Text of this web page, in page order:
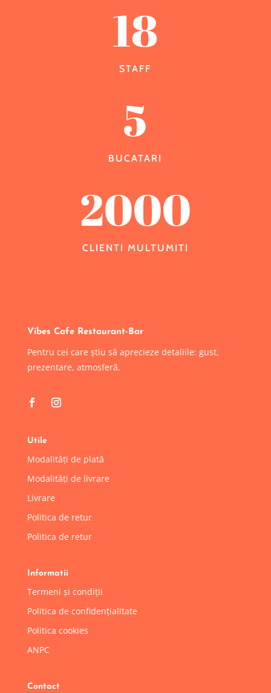
18
STAFF
5
BUCATARI
2000
CLIENTI MULTUMITI
Vibes Cafe Restaurant-Bar
Pentru cei care știu să aprecieze detaliile: gust,
prezentare, atmosferă.
Utile
Modalități de plată
Modalități de livrare
Livrare
Politica de retur
Politica de retur
Informatii
Termeni și condiții
Politica de confidențialitate
Politica cookies
ANPC
Contact